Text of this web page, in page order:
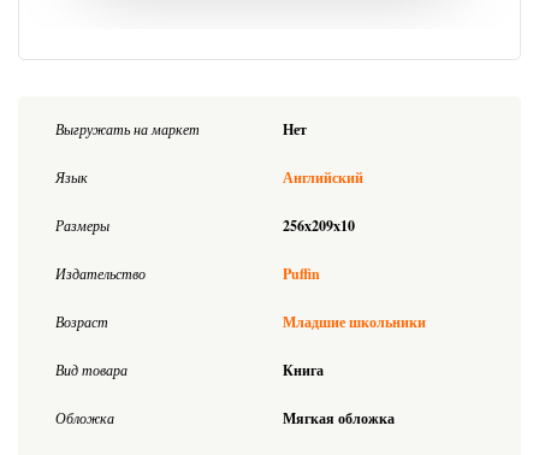
Выгружать на маркет Нет
Язык Английский
Размеры 256x209x10
Издательство Puffin
Возраст Младшие школьники
Вид товара Книга
Обложка Мягкая обложка